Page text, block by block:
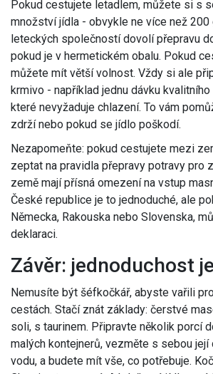
Pokud cestujete letadlem, můžete si s
množství jídla - obvykle ne více než 200
leteckých společností dovolí přepravu
pokud je v hermetickém obalu. Pokud
můžete mít větší volnost. Vždy si ale
krmivo - například jednu dávku
které nevyžaduje chlazení. To vám
zdrží nebo pokud se jídlo poškodí.
Nezapomeňte: pokud cestujete mezi
zeptat na pravidla přepravy potravy pro
země mají přísná omezení na vstup
České republice je to jednoduché, ale
Německa, Rakouska nebo Slovenska,
deklaraci.
Závěr: jednoduchost
Nemusíte být šéfkočkář, abyste vařili
cestách. Stačí znát základy: čerstvé
soli, s taurinem. Připravte několik porcí
malých kontejnerů, vezměte s sebou její
vodu, a budete mít vše, co potřebuje.